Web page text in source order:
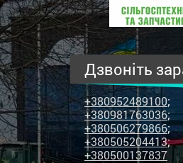
продаж
сільськогосподарської
техніки
та
запчастин
Дзвоніть
+380952489100;
+380981763036;
+380506279866;
+380505204413;
+380500137837